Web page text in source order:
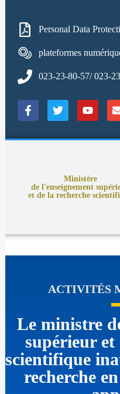
Personal Data
plateformes
023-23-80-57/ 023-
Ministère
de l'enseignement
et de la recherche
ACTIVITÉS
Le ministre
supérieur et
scientifique
recherche